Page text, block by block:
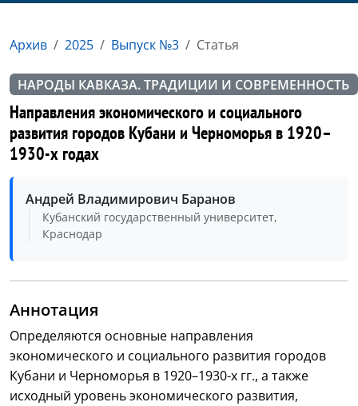
Архив 2025 Выпуск №3 Статья
НАРОДЫ КАВКАЗА. ТРАДИЦИИ И СОВРЕМЕННОСТЬ
Направления экономического и социального
развития городов Кубани и Черноморья в 1920–
1930-х годах
Андрей Владимирович Баранов
Кубанский государственный университет,
Краснодар
Аннотация
Определяются основные направления
экономического и социального развития городов
Кубани и Черноморья в 1920–1930-х гг., а также
исходный уровень экономического развития,